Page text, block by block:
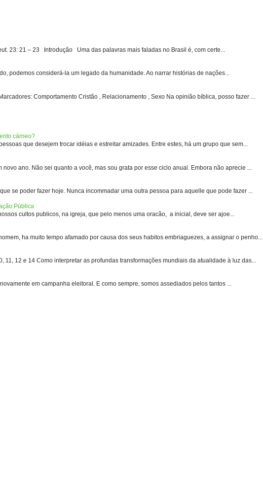
23: 21 – 23 Introdução Uma das palavras mais faladas no Brasil é, com certe...
podemos considerá-la um legado da humanidade. Ao narrar histórias de nações...
Comportamento Cristão , Relacionamento , Sexo Na opinião bíblica, posso fazer ...
cárneo?
que desejem trocar idéias e estreitar amizades. Entre estes, há um grupo que sem...
novo ano. Não sei quanto a você, mas sou grata por esse ciclo anual. Embora não aprecie ...
se poder fazer hoje. Nunca incommadar uma outra pessoa para aquelle que pode fazer ...
Pública
cultos publicos, na igreja, que pelo menos uma oracão, a inicial, deve ser ajoe...
ha muito tempo afamado por causa dos seus habitos embriaguezes, a assignar o penho...
11, 12 e 14 Como interpretar as profundas transformações mundiais da atualidade à luz das...
em campanha eleitoral. E como sempre, somos assediados pelos tantos ...